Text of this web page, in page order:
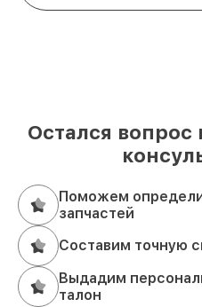
Остался
Поможем
запчастей
Составим точную
Выдадим
талон